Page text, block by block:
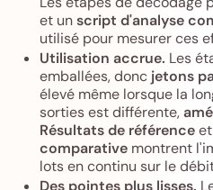
et unscript d'analyse
utilisé pour mesurer ces
Utilisation accrue. Les
emballées, donc jetons
élevé même lorsque la
sorties est différente,
Résultats de référenceet
comparative montrent
lots en continu sur le
Des pointes plus lisses.